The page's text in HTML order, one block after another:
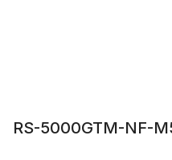
RS-5000GTM-NF-